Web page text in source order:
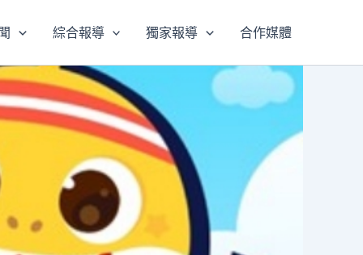
綜合報導 獨家報導 合作媒體